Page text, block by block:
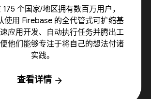
个国家/地区拥有数百万用户，
使用 Firebase 的全代管式可扩缩基
应用开发、自动执行任务并腾出工
他们能够专注于将自己的想法付诸
实践。
查看详情 arrow_forward